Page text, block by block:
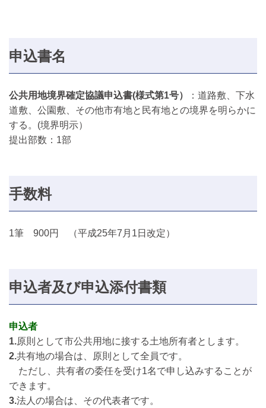
申込書名
公共用地境界確定協議申込書(様式第1号）
：道路敷、下水
道敷、公園敷、その他市有地と民有地との境界を明らかに
する。(境界明示）
提出部数：1部
手数料
1筆 900円 （平成25年7月1日改定）
申込者及び申込添付書類
申込者
1.原則として市公共用地に接する土地所有者とします。
2.共有地の場合は、原則として全員です。
ただし、共有者の委任を受け1名で申し込みすることが
できます。
3.法人の場合は、その代表者です。